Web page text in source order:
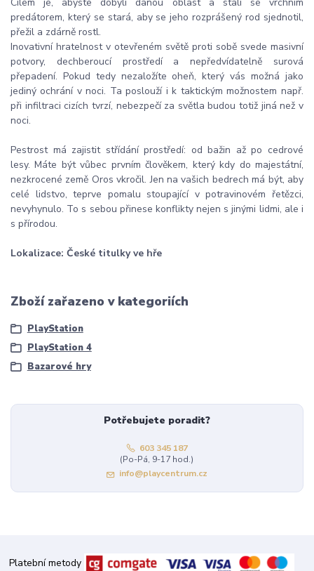
predátorem, který se stará, aby se jeho rozprášený rod sjednotil,
přežil a zdárně rostl.
Inovativní hratelnost v otevřeném světě proti sobě svede masivní
potvory, dechberoucí prostředí a nepředvídatelně surová
přepadení. Pokud tedy nezaložíte oheň, který vás možná jako
jediný ochrání v noci. Ta poslouží i k taktickým možnostem např.
při infiltraci cizích tvrzí, nebezpečí za světla budou totiž jiná než v
noci.
Pestrost má zajistit střídání prostředí: od bažin až po cedrové
lesy. Máte být vůbec prvním člověkem, který kdy do majestátní,
nezkrocené země Oros vkročil. Jen na vašich bedrech má být, aby
celé lidstvo, teprve pomalu stoupající v potravinovém řetězci,
nevyhynulo. To s sebou přinese konflikty nejen s jinými lidmi, ale i
s přírodou.
Lokalizace: České titulky ve hře
Zboží zařazeno v kategoriích
PlayStation
PlayStation 4
Bazarové hry
Potřebujete poradit?
603 345 187
(Po-Pá, 9-17 hod.)
info@playcentrum.cz
Platební metody